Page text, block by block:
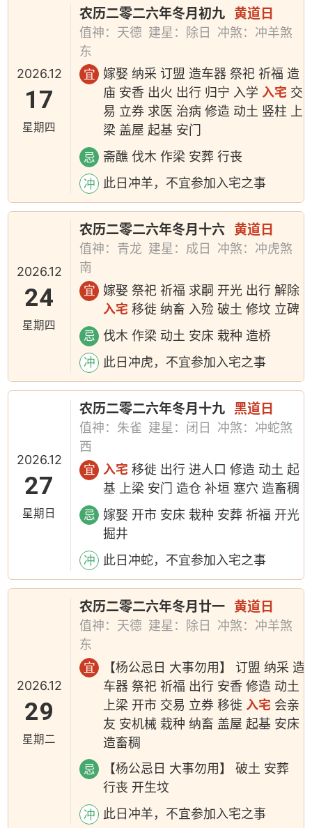
2026.12
17
星期四
农历二零二六年冬月初九 黄道日
值神：天德 建星：除日
冲煞：冲羊煞
东
宜
嫁娶 纳采 订盟 造车器 祭祀 祈福 造
庙 安香 出火 出行 归宁 入学入宅 交
易 立券 求医 治病 修造 动土 竖柱 上
梁 盖屋 起基 安门
忌 斋醮 伐木 作梁 安葬 行丧
冲 此日冲羊，不宜参加入宅之事
2026.12
24
星期四
农历二零二六年冬月十六 黄道日
值神：青龙 建星：成日
冲煞：冲虎煞
南
宜
嫁娶 祭祀 祈福 求嗣 开光 出行 解除
入宅 移徙 纳畜 入殓 破土 修坟 立碑
忌 伐木 作梁 动土 安床 栽种 造桥
冲 此日冲虎，不宜参加入宅之事
2026.12
27
星期日
农历二零二六年冬月十九 黑道日
值神：朱雀 建星：闭日
冲煞：冲蛇煞
西
宜 入宅 移徙 出行 进人口 修造 动土 起
基 上梁 安门 造仓 补垣 塞穴 造畜稠
忌
嫁娶 开市 安床 栽种 安葬 祈福 开光
掘井
冲 此日冲蛇，不宜参加入宅之事
2026.12
29
星期二
农历二零二六年冬月廿一 黄道日
值神：天德 建星：除日
冲煞：冲羊煞
东
宜
【杨公忌日 大事勿用】 订盟 纳采 造
车器 祭祀 祈福 出行 安香 修造 动土
上梁 开市 交易 立券 移徙 入宅 会亲
友 安机械 栽种 纳畜 盖屋 起基 安床
造畜稠
忌
【杨公忌日 大事勿用】 破土 安葬
行丧 开生坟
冲 此日冲羊，不宜参加入宅之事